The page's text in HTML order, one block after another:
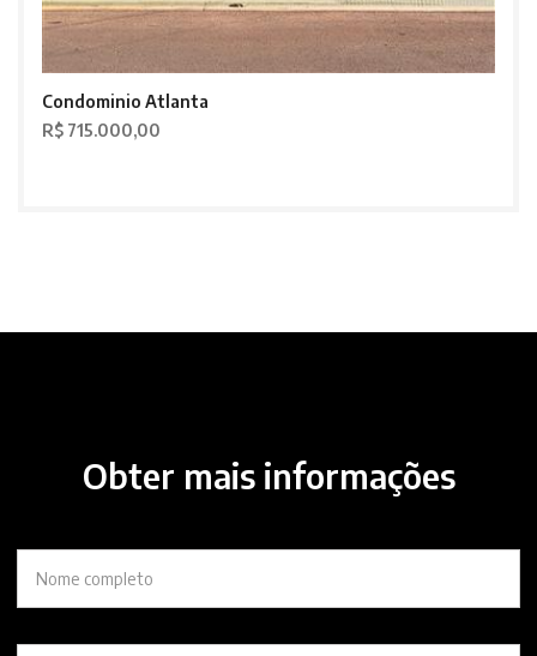
Condominio Atlanta
R$ 715.000,00
Obter mais informações